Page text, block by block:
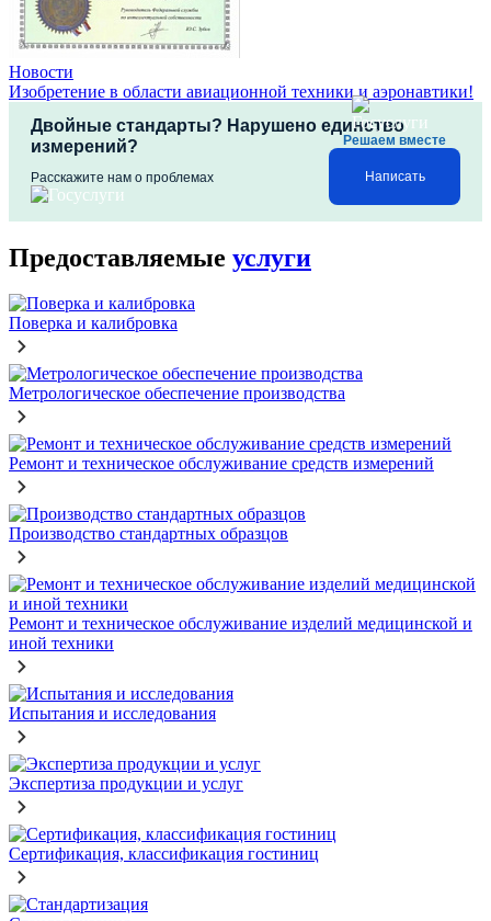
Новости
Изобретение в области авиационной техники и аэронавтики!
Двойные стандарты? Нарушено единство
измерений?
Расскажите нам о проблемах Написать
Решаем вместе
Предоставляемые услуги
Поверка и калибровка
Метрологическое обеспечение производства
Ремонт и техническое обслуживание средств измерений
Производство стандартных образцов
Ремонт и техническое обслуживание изделий медицинской и
иной техники
Испытания и исследования
Экспертиза продукции и услуг
Сертификация, классификация гостиниц